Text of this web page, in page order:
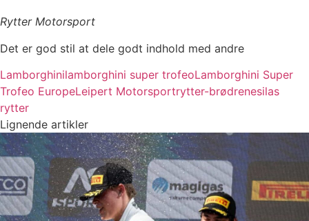
Rytter Motorsport
Det er god stil at dele godt indhold med andre
Lamborghinilamborghini super trofeoLamborghini Super
Trofeo EuropeLeipert Motorsportrytter-brødrenesilas
rytter
Lignende artikler